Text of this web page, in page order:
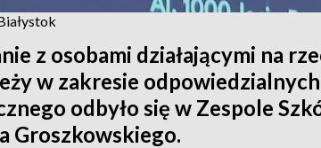
z osobami działającymi na
w zakresie
odbyło się w Zespole
Groszkowskiego.